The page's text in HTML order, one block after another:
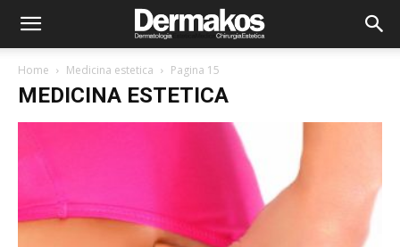
Home Medicina estetica Pagina 15
MEDICINA ESTETICA